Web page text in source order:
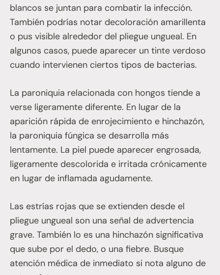
blancos se juntan para combatir la infección.
También podrías notar decoloración amarillenta
o pus visible alrededor del pliegue ungueal. En
algunos casos, puede aparecer un tinte verdoso
cuando intervienen ciertos tipos de bacterias.
La paroniquia relacionada con hongos tiende a
verse ligeramente diferente. En lugar de la
aparición rápida de enrojecimiento e hinchazón,
la paroniquia fúngica se desarrolla más
lentamente. La piel puede aparecer engrosada,
ligeramente descolorida e irritada crónicamente
en lugar de inflamada agudamente.
Las estrías rojas que se extienden desde el
pliegue ungueal son una señal de advertencia
grave. También lo es una hinchazón significativa
que sube por el dedo, o una fiebre. Busque
atención médica de inmediato si nota alguno de